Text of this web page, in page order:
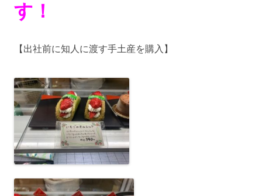
す！
【出社前に知人に渡す手土産を購入】